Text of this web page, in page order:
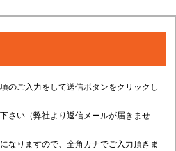
のご入力をして送信ボタンをクリックし
さい（弊社より返信メールが届きませ
なりますので、全角カナでご入力頂きま